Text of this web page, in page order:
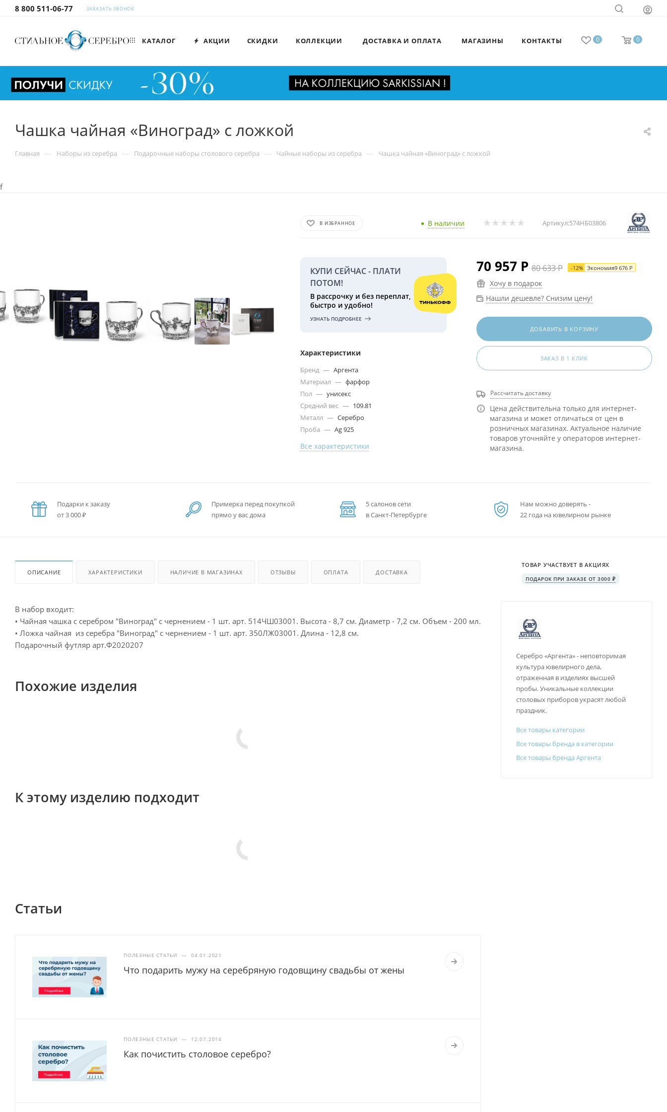
8 800 511-06-77 ЗАКАЗАТЬ ЗВОНОК
0 0
КАТАЛОГ АКЦИИ СКИДКИ КОЛЛЕКЦИИ ДОСТАВКА И ОПЛАТА МАГАЗИНЫ КОНТАКТЫ
Чашка чайная «Виноград» с ложкой
Главная — Наборы из серебра — Подарочные наборы столового серебра — Чайные наборы из серебра — Чашка чайная «Виноград» с ложкой
f
В ИЗБРАННОЕ В наличии Артикул:574НБ03806
КУПИ СЕЙЧАС - ПЛАТИ
ПОТОМ!
В рассрочку и без переплат,
быстро и удобно!
УЗНАТЬ ПОДРОБНЕЕ
Характеристики
Бренд — Аргента
Материал — фарфор
Пол — унисекс
Средний вес — 109.81
Металл — Серебро
Проба — Ag 925
Все характеристики
70 957 Р 80 633Р -12% Экономия9 676Р
Хочу в подарок
Нашли дешевле? Снизим цену!
ДОБАВИТЬ В КОРЗИНУ
ЗАКАЗ В 1 КЛИК
Рассчитать доставку
Цена действительна только для интернет-
магазина и может отличаться от цен в
розничных магазинах. Актуальное наличие
товаров уточняйте у операторов интернет-
магазина.
Подарки к заказу
от 3 000 ₽
Примерка перед покупкой
прямо у вас дома
5 салонов сети
в Санкт-Петербурге
Нам можно доверять -
22 года на ювелирном рынке
ОПИСАНИЕ ХАРАКТЕРИСТИКИ НАЛИЧИЕ В МАГАЗИНАХ ОТЗЫВЫ ОПЛАТА ДОСТАВКА
В набор входит:
• Чайная чашка с серебром "Виноград" с чернением - 1 шт. арт. 514ЧШ03001. Высота - 8,7 см. Диаметр - 7,2 см. Объем - 200 мл.
• Ложка чайная из серебра "Виноград" с чернением - 1 шт. арт. 350ЛЖ03001. Длина - 12,8 см.
Подарочный футляр арт.Ф2020207
Похожие изделия
К этому изделию подходит
Статьи
ПОЛЕЗНЫЕ СТАТЬИ — 04.01.2021
Что подарить мужу на серебряную годовщину свадьбы от жены
ПОЛЕЗНЫЕ СТАТЬИ — 12.07.2014
Как почистить столовое серебро?
ТОВАР УЧАСТВУЕТ В АКЦИЯХ
ПОДАРОК ПРИ ЗАКАЗЕ ОТ 3000 ₽
Серебро «Аргента» - неповторимая
культура ювелирного дела,
отраженная в изделиях высшей
пробы. Уникальные коллекции
столовых приборов украсят любой
праздник.
Все товары категории
Все товары бренда в категории
Все товары бренда Аргента